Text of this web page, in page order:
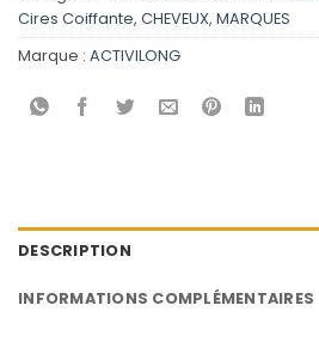
Cires Coiffante, CHEVEUX, MARQUES
Marque : ACTIVILONG
DESCRIPTION
INFORMATIONS COMPLÉMENTAIRES